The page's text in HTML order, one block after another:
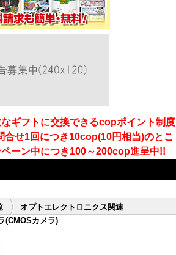
ギフトに交換できるcopポイント制度
合せ1回につき10cop(10円相当)のとこ
ーン中につき100～200cop進呈中!!
オプトエレクトロニクス関連
(CMOSカメラ)